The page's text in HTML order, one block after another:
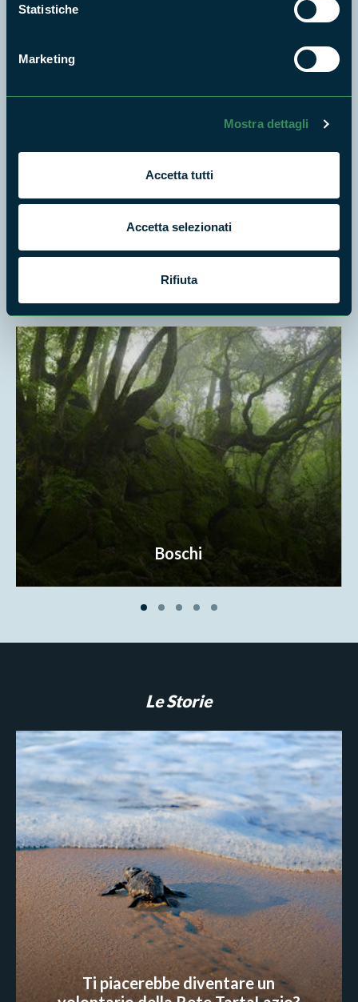
Statistiche
Marketing
Mostra dettagli
Accetta tutti
Accetta selezionati
Rifiuta
Escursioni
Dove vuoi andare?
Boschi
Le Storie
Ti piacerebbe diventare un